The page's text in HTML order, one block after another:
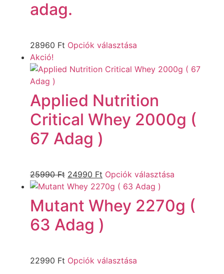
adag.
28960 Ft Opciók választása
Akció!
Applied Nutrition
Critical Whey 2000g (
67 Adag )
25990Ft 24990 Ft Opciók választása
Mutant Whey 2270g (
63 Adag )
22990 Ft Opciók választása